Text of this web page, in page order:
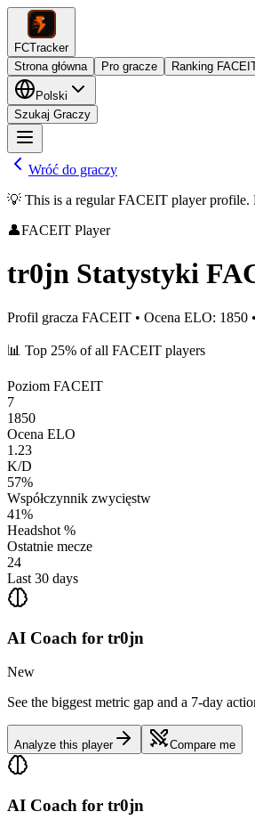
FCTracker
Strona główna
Pro gracze Ranking
Polski
Szukaj Graczy
Wróć do graczy
💡 This is a regular FACEIT player profile.
👤FACEIT Player
tr0jn Statystyki
Profil gracza FACEIT • Ocena ELO: 1850 •
📊 Top 25% of all FACEIT players
Poziom FACEIT
7
1850
Ocena ELO
1.23
K/D
57%
Współczynnik zwycięstw
41%
Headshot %
Ostatnie mecze
24
Last 30 days
AI Coach for tr0jn
New
See the biggest metric gap and a 7-day
Analyze this player Compare me
AI Coach for tr0jn